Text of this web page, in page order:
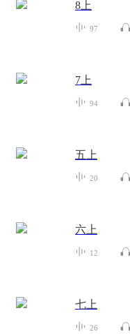
8上
97
7上
94
五上
20
六上
12
七上
26